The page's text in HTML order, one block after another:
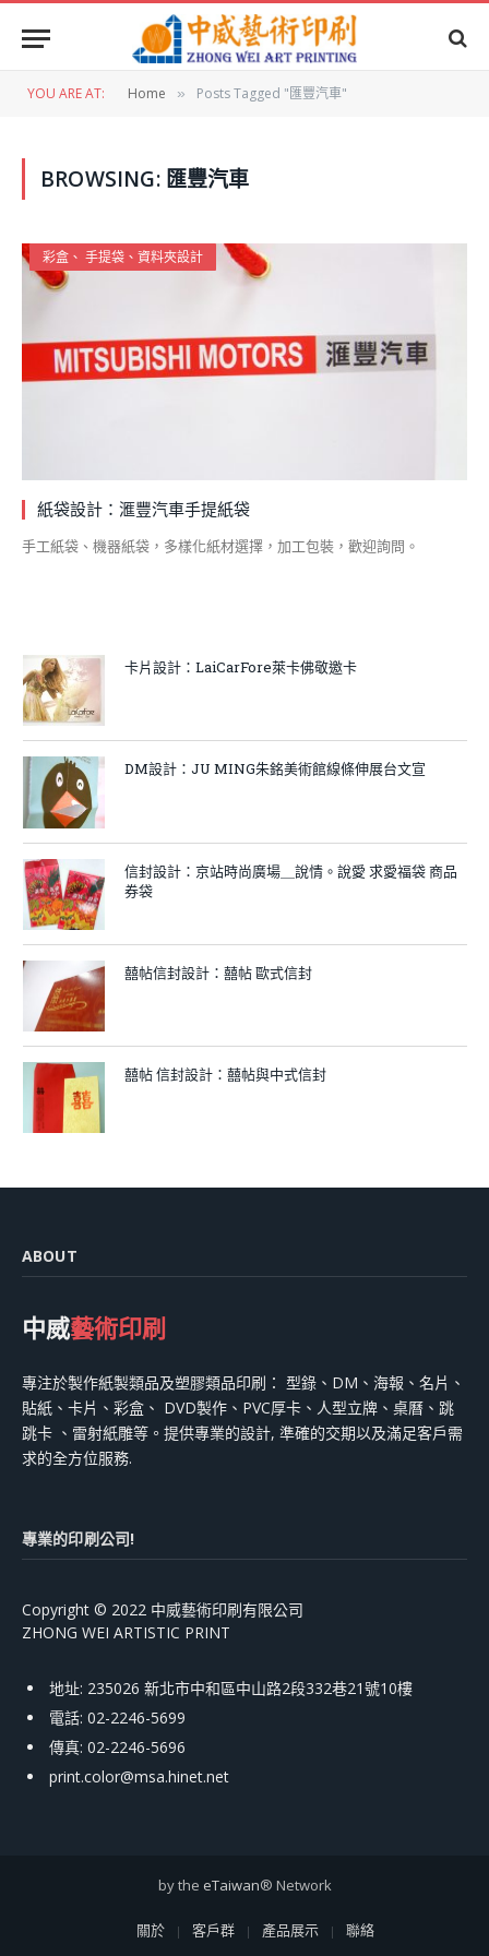
YOU ARE AT: Home » Posts Tagged "匯豐汽車"
BROWSING: 匯豐汽車
彩盒、 手提袋、資料夾設計
紙袋設計：滙豐汽車手提紙袋
手工紙袋、機器紙袋，多樣化紙材選擇，加工包裝，歡迎詢問。
卡片設計：LaiCarFore萊卡佛敬邀卡
DM設計：JU MING朱銘美術館線條伸展台文宣
信封設計：京站時尚廣場＿說情。說愛 求愛福袋 商品
券袋
囍帖信封設計：囍帖 歐式信封
囍帖 信封設計：囍帖與中式信封
ABOUT
中威藝術印刷
專注於製作紙製類品及塑膠類品印刷： 型錄、DM、海報、名片、
貼紙、卡片、彩盒、 DVD製作、PVC厚卡、人型立牌、桌曆、跳
跳卡 、雷射紙雕等。提供專業的設計, 準確的交期以及滿足客戶需
求的全方位服務.
專業的印刷公司!
Copyright © 2022 中威藝術印刷有限公司
ZHONG WEI ARTISTIC PRINT
地址: 235026 新北市中和區中山路2段332巷21號10樓
電話: 02-2246-5699
傳真: 02-2246-5696
print.color@msa.hinet.net
by the eTaiwan® Network
關於 客戶群 產品展示 聯絡